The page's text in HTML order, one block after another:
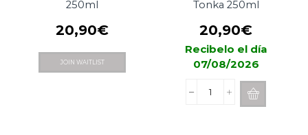
250ml
20,90€
JOIN WAITLIST
Tonka 250ml
20,90€
Recibelo el día
07/08/2026
Recarga
Mikado